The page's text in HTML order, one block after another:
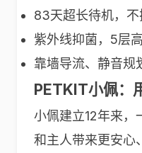
83天超长待机，不
紫外线抑菌，5层
靠墙导流、静音规
PETKIT小佩：
小佩建立12年来，
和主人带来更安心